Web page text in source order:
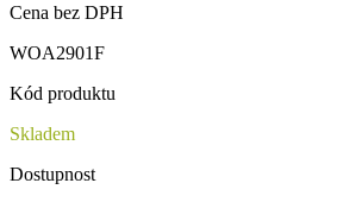
Cena bez DPH
WOA2901F
Kód produktu
Skladem
Dostupnost